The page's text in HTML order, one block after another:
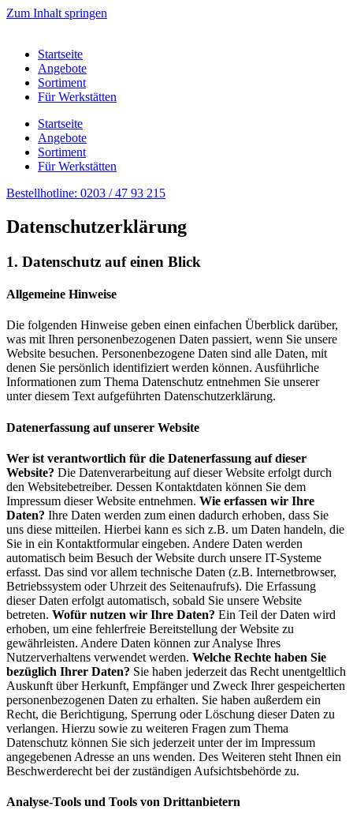
Zum Inhalt springen
Startseite
Angebote
Sortiment
Für Werkstätten
Startseite
Angebote
Sortiment
Für Werkstätten
Bestellhotline: 0203 / 47 93 215
Datenschutzerklärung
1. Datenschutz auf einen Blick
Allgemeine Hinweise
Die folgenden Hinweise geben einen einfachen Überblick darüber,
was mit Ihren personenbezogenen Daten passiert, wenn Sie unsere
Website besuchen. Personenbezogene Daten sind alle Daten, mit
denen Sie persönlich identifiziert werden können. Ausführliche
Informationen zum Thema Datenschutz entnehmen Sie unserer
unter diesem Text aufgeführten Datenschutzerklärung.
Datenerfassung auf unserer Website
Wer ist verantwortlich für die Datenerfassung auf dieser
Website? Die Datenverarbeitung auf dieser Website erfolgt durch
den Websitebetreiber. Dessen Kontaktdaten können Sie dem
Impressum dieser Website entnehmen. Wie erfassen wir Ihre
Daten? Ihre Daten werden zum einen dadurch erhoben, dass Sie
uns diese mitteilen. Hierbei kann es sich z.B. um Daten handeln, die
Sie in ein Kontaktformular eingeben. Andere Daten werden
automatisch beim Besuch der Website durch unsere IT-Systeme
erfasst. Das sind vor allem technische Daten (z.B. Internetbrowser,
Betriebssystem oder Uhrzeit des Seitenaufrufs). Die Erfassung
dieser Daten erfolgt automatisch, sobald Sie unsere Website
betreten. Wofür nutzen wir Ihre Daten? Ein Teil der Daten wird
erhoben, um eine fehlerfreie Bereitstellung der Website zu
gewährleisten. Andere Daten können zur Analyse Ihres
Nutzerverhaltens verwendet werden. Welche Rechte haben Sie
bezüglich Ihrer Daten? Sie haben jederzeit das Recht unentgeltlich
Auskunft über Herkunft, Empfänger und Zweck Ihrer gespeicherten
personenbezogenen Daten zu erhalten. Sie haben außerdem ein
Recht, die Berichtigung, Sperrung oder Löschung dieser Daten zu
verlangen. Hierzu sowie zu weiteren Fragen zum Thema
Datenschutz können Sie sich jederzeit unter der im Impressum
angegebenen Adresse an uns wenden. Des Weiteren steht Ihnen ein
Beschwerderecht bei der zuständigen Aufsichtsbehörde zu.
Analyse-Tools und Tools von Drittanbietern